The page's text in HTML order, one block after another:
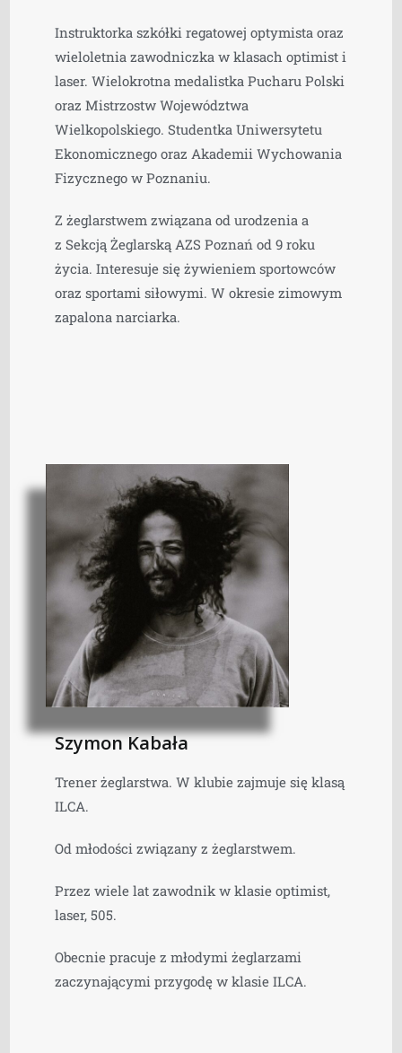
Instruktorka szkółki regatowej optymista oraz
wieloletnia zawodniczka w klasach optimist i
laser. Wielokrotna medalistka Pucharu Polski
oraz Mistrzostw Województwa
Wielkopolskiego. Studentka Uniwersytetu
Ekonomicznego oraz Akademii Wychowania
Fizycznego w Poznaniu.
Z żeglarstwem związana od urodzenia a
z Sekcją Żeglarską AZS Poznań od 9 roku
życia. Interesuje się żywieniem sportowców
oraz sportami siłowymi. W okresie zimowym
zapalona narciarka.
Szymon Kabała
Trener żeglarstwa. W klubie zajmuje się klasą
ILCA.
Od młodości związany z żeglarstwem.
Przez wiele lat zawodnik w klasie optimist,
laser, 505.
Obecnie pracuje z młodymi żeglarzami
zaczynającymi przygodę w klasie ILCA.